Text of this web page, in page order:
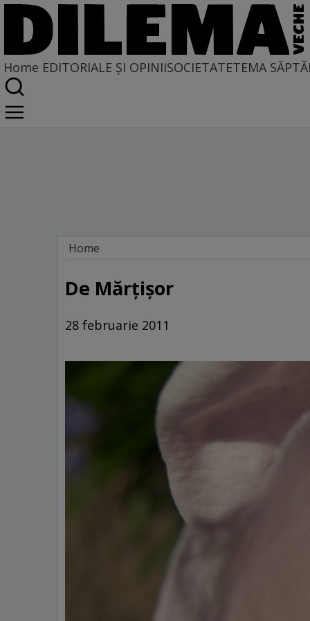
Home EDITORIALE ȘI OPINIISOCIETATETEMA
Home
De Mărţişor
28 februarie 2011